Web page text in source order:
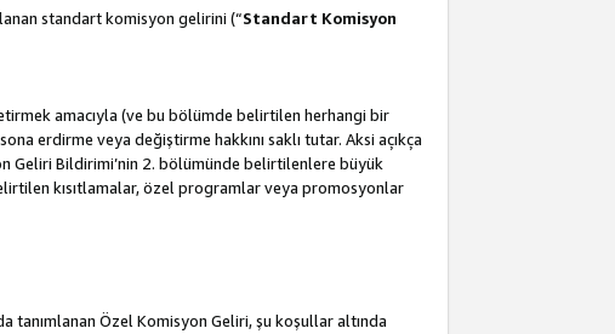
standart komisyon gelirini (“Standart Komisyon
amacıyla (ve bu bölümde belirtilen herhangi bir
erdirme veya değiştirme hakkını saklı tutar. Aksi açıkça
Geliri Bildirimi’nin 2. bölümünde belirtilenlere büyük
kısıtlamalar, özel programlar veya promosyonlar
Özel Komisyon Geliri, şu koşullar altında